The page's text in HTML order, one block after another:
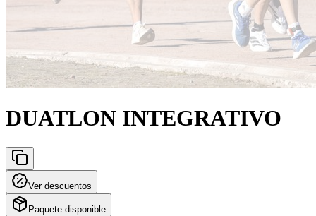
DUATLON INTEGRATIVO
Ver descuentos
Paquete disponible